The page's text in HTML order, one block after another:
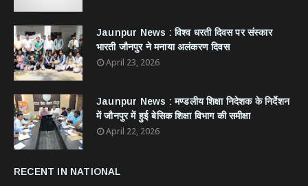
Jaunpur News : विश्व धरती दिवस पर संस्कार
भारती जौनपुर ने मनाया अलंकरण दिवस
April 23, 2026
Jaunpur News : ​मण्डलीय शिक्षा निदेशक के निर्देशन
में जौनपुर में हुई बेसिक शिक्षा विभाग की समीक्षा
April 22, 2026
RECENT IN NATIONAL